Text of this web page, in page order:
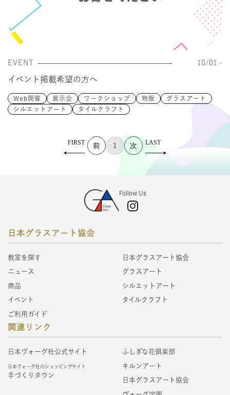
EVENT 10/01 -
イベント掲載希望の方へ
Web開催 展示会 ワークショップ 物販
グラスアート
シルエットアート
タイルクラフト
1
Follow Us
日本グラスアート協会
教室を探す
ニュース
商品
イベント
ご利用ガイド
日本グラスアート協会
グラスアート
シルエットアート
タイルクラフト
関連リンク
日本ヴォーグ社公式サイト
日本ヴォーグ社のショッピングサイト
手づくりタウン
ふしぎな花倶楽部
キルンアート
日本グラスアート協会